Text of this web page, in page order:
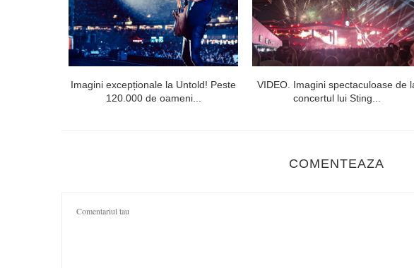
Imagini excepționale la Untold! Peste
120.000 de oameni...
VIDEO. Imagini spectaculoase de
concertul lui Sting...
COMENTEAZA